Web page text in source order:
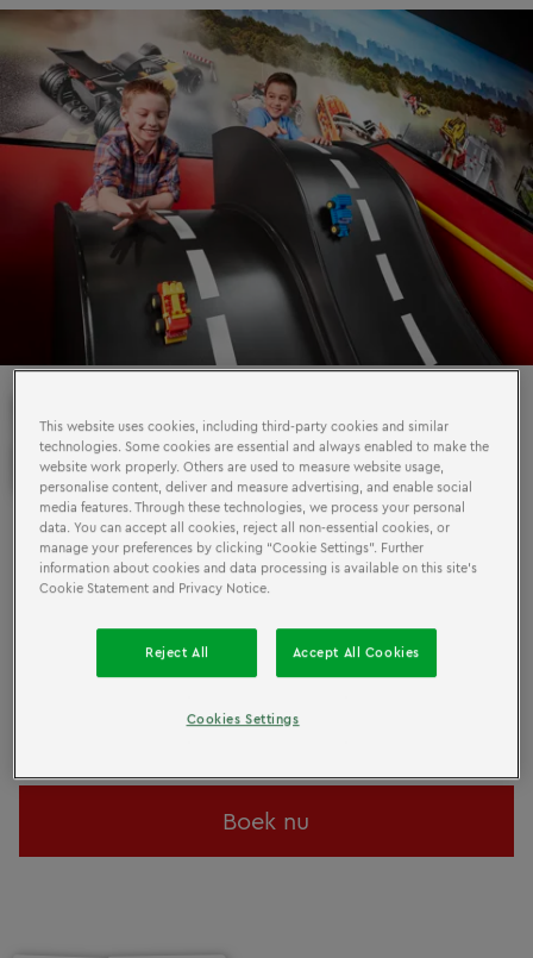
LEGO® PLEZIER VOOR
HET HELE GEZIN
LEGOLAND® Discovery Centre Scheveningen verwelkomt
families in de wonderlijke wereld van het LEGO® steentje.
De attractie bestaat uit vele interactieve onderdelen met onder
Daarnaast zijn er ook genoeg plaatsen zijn om gewoon lekker
met LEGO te kunnen spelen en bouwen, is er een 4D bioscoop
met leuke LEGO films en een spannende attractie-rit door een
mooie LEGO stad. Of bekijk MINILAND, waar verschillende
Boek nu
This website uses cookies, including third-party cookies and similar
technologies. Some cookies are essential and always enabled to make the
website work properly. Others are used to measure website usage,
personalise content, deliver and measure advertising, and enable social
media features. Through these technologies, we process your personal
data. You can accept all cookies, reject all non-essential cookies, or
manage your preferences by clicking “Cookie Settings”. Further
information about cookies and data processing is available on this site’s
Cookie Statement and Privacy Notice.
Reject All Accept All Cookies
Cookies Settings